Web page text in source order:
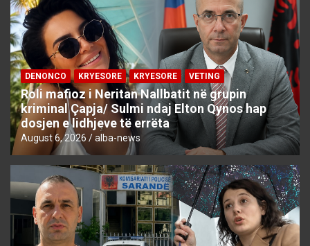
DENONCO KRYESORE KRYESORE VETING
Roli mafioz i Neritan Nallbatit në grupin
kriminal Çapja/ Sulmi ndaj Elton Qynos hap
dosjen e lidhjeve të errëta
August 6, 2026 alba-news